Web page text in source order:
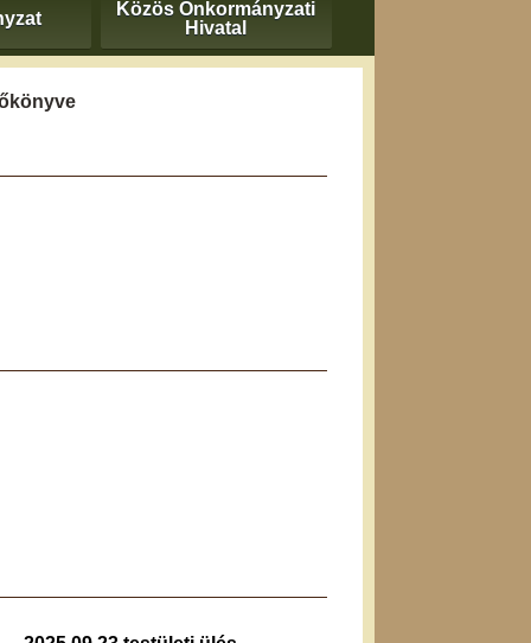
Közös Önkormányzati
Hivatal